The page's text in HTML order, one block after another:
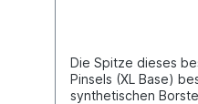
Die Spitze dieses
Pinsels (XL Base)
synthetischen